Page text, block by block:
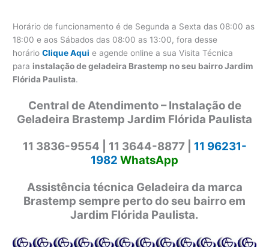
Horário de funcionamento é de Segunda a Sexta das 08:00 as
18:00 e aos Sábados das 08:00 as 13:00, fora desse
horárioClique Aqui e agende online a sua Visita Técnica
para instalação de geladeira Brastemp no seu bairro Jardim
Flórida Paulista.
Central de Atendimento – Instalação de
Geladeira Brastemp Jardim Flórida Paulista
11 3836-9554 | 11 3644-8877 | 11 96231-
1982 WhatsApp
Assistência técnica Geladeira da marca
Brastemp sempre perto do seu bairro em
Jardim Flórida Paulista.